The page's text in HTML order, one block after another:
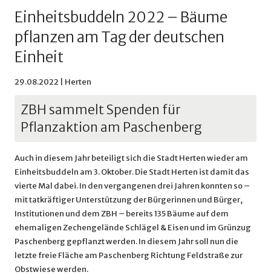
Einheitsbuddeln 2022 – Bäume
pflanzen am Tag der deutschen
Einheit
29.08.2022 | Herten
ZBH sammelt Spenden für
Pflanzaktion am Paschenberg
Auch in diesem Jahr beteiligt sich die Stadt Herten wieder am
Einheitsbuddeln am 3. Oktober. Die Stadt Herten ist damit das
vierte Mal dabei. In den vergangenen drei Jahren konnten so –
mit tatkräftiger Unterstützung der Bürgerinnen und Bürger,
Institutionen und dem ZBH – bereits 135 Bäume auf dem
ehemaligen Zechengelände Schlägel & Eisen und im Grünzug
Paschenberg gepflanzt werden. In diesem Jahr soll nun die
letzte freie Fläche am Paschenberg Richtung Feldstraße zur
Obstwiese werden.